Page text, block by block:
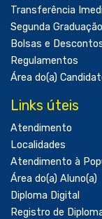
Transferência
Segunda Graduação
Bolsas e
Regulamentos
Área do(a)
Links úteis
Atendimento
Localidades
Atendimento à
Área do(a) Aluno(a)
Diploma Digital
Registro de